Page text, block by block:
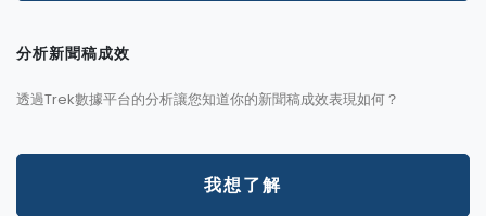
分析新聞稿成效
透過Trek數據平台的分析讓您知道你的新聞稿成效表現如何？
我想了解